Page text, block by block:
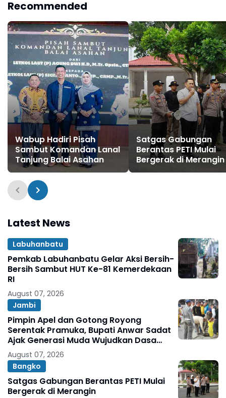
Nyata Peduli Lingkungan
Recommended
Wabup Hadiri Pisah
Sambut Komandan Lanal
Tanjung Balai Asahan
Satgas Gabungan
Berantas PETI Mulai
Bergerak di Merangin
Latest News
Labuhanbatu
Pemkab Labuhanbatu Gelar Aksi Bersih-
Bersih Sambut HUT Ke-81 Kemerdekaan
RI
August 07, 2026
Jambi
Pimpin Apel dan Gotong Royong
Serentak Pramuka, Bupati Anwar Sadat
Ajak Generasi Muda Wujudkan Dasa
Darma Melalui Aksi Nyata Peduli
Lingkungan
August 07, 2026
Bangko
Satgas Gabungan Berantas PETI Mulai
Bergerak di Merangin